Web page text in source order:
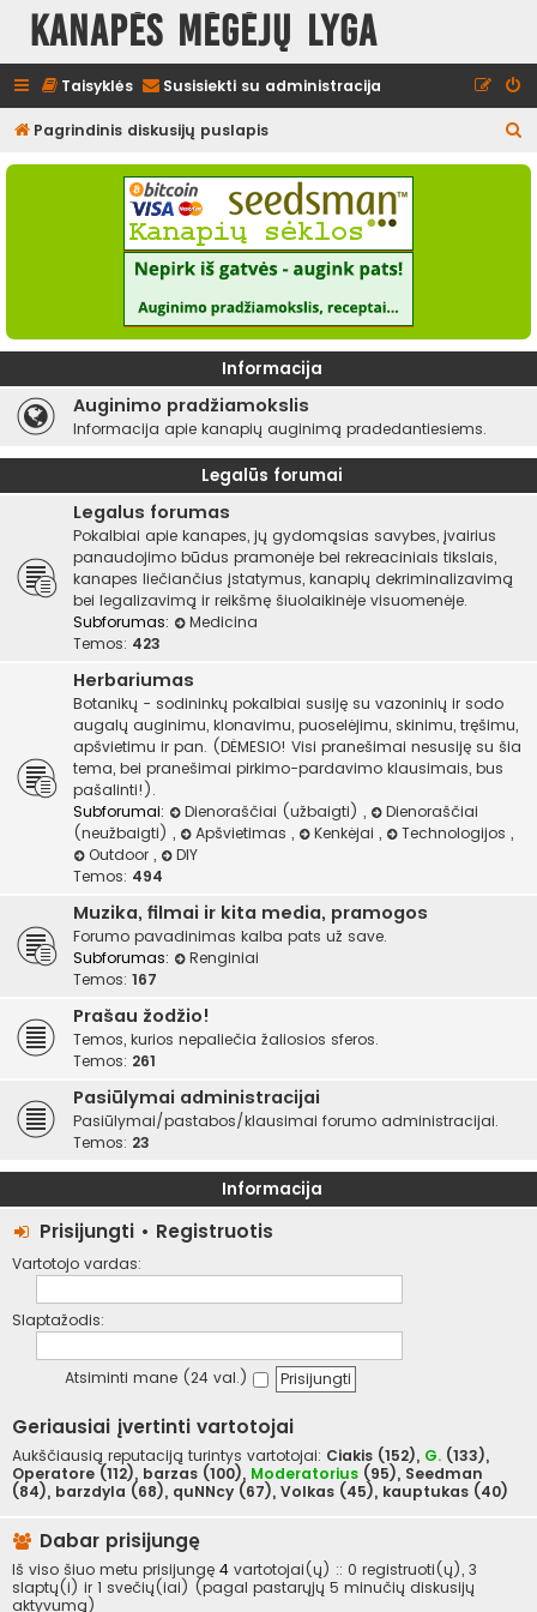
Kanapės mėgėjų lyga
Taisyklės Susisiekti su administracija
Pagrindinis diskusijų puslapis
e
Informacija
Auginimo pradžiamokslis
Informacija apie kanapių auginimą pradedantiesiems.
Legalūs forumai
Legalus forumas
Pokalbiai apie kanapes, jų gydomąsias savybes, įvairius
panaudojimo būdus pramonėje bei rekreaciniais tikslais,
kanapes liečiančius įstatymus, kanapių dekriminalizavimą
bei legalizavimą ir reikšmę šiuolaikinėje visuomenėje.
Subforumas:
Medicina
Temos: 423
Herbariumas
Botanikų - sodininkų pokalbiai susiję su vazoninių ir sodo
augalų auginimu, klonavimu, puoselėjimu, skinimu, tręšimu,
apšvietimu ir pan. (DĖMESIO! Visi pranešimai nesusiję su šia
tema, bei pranešimai pirkimo-pardavimo klausimais, bus
pašalinti!).
Subforumai:
Dienoraščiai (užbaigti) ,
Dienoraščiai
(neužbaigti) , Apšvietimas , Kenkėjai , Technologijos ,
Outdoor ,
DIY
Temos: 494
Muzika, filmai ir kita media, pramogos
Forumo pavadinimas kalba pats už save.
Subforumas:
Renginiai
Temos: 167
Prašau žodžio!
Temos, kurios nepaliečia žaliosios sferos.
Temos: 261
Pasiūlymai administracijai
Pasiūlymai/pastabos/klausimai forumo administracijai.
Temos: 23
Informacija
Prisijungti • Registruotis
Vartotojo vardas:
Slaptažodis:
Atsiminti mane (24 val.)
Geriausiai įvertinti vartotojai
Aukščiausią reputaciją turintys vartotojai: Ciakis (152), G. (133),
Operatore (112), barzas (100), Moderatorius (95), Seedman
(84), barzdyla (68), quNNcy (67), Volkas (45), kauptukas (40)
Dabar prisijungę
Iš viso šiuo metu prisijungę 4 vartotojai(ų) :: 0 registruoti(ų), 3
slaptų(i) ir 1 svečių(iai) (pagal pastarųjų 5 minučių diskusijų
aktyvumą)